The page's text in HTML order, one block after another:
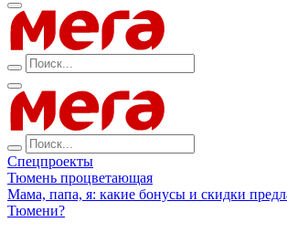
Спецпроекты
Тюмень процветающая
Мама, папа, я: какие бонусы и скидки
Тюмени?